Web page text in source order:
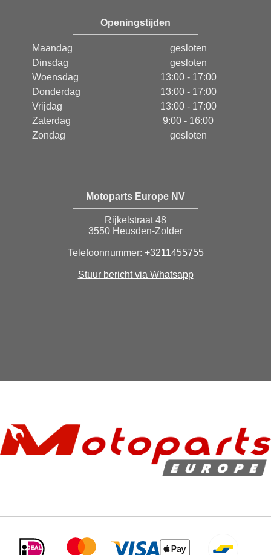
Openingstijden
Maandag
gesloten
Dinsdag
gesloten
Woensdag
13:00 - 17:00
Donderdag
13:00 - 17:00
Vrijdag
13:00 - 17:00
Zaterdag
9:00 - 16:00
Zondag
gesloten
Motoparts Europe NV
Rijkelstraat 48
3550 Heusden-Zolder
Telefoonnummer: +3211455755
Stuur bericht via Whatsapp